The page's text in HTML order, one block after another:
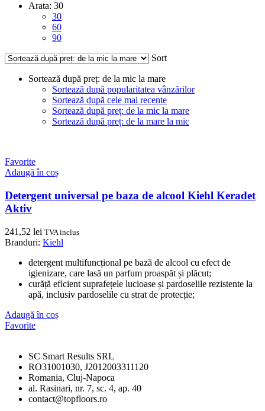
Arata: 30
30
60
90
Sort
Sortează după preț: de la mic la mare
Sortează după popularitatea vânzărilor
Sortează după cele mai recente
Sortează după preț: de la mic la mare
Sortează după preț: de la mare la mic
Favorite
Adaugă în coș
Detergent universal pe baza de alcool Kiehl Keradet
Aktiv
241,52 lei TVA inclus
Branduri: Kiehl
detergent multifuncțional pe bază de alcool cu efect de
igienizare, care lasă un parfum proaspăt și plăcut;
curăță eficient suprafețele lucioase și pardoselile rezistente la
apă, inclusiv pardoselile cu strat de protecție;
Adaugă în coș
Favorite
SC Smart Results SRL
RO31001030, J2012003311120
Romania, Cluj-Napoca
al. Rasinari, nr. 7, sc. 4, ap. 40
contact@topfloors.ro